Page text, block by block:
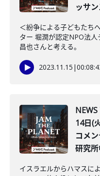
ッサ
＜紛争による子どもたち
ター 堀潤が認定NPO法
昌也さんと考える。
2023.11.15 |
14日(
コメ
研究
イスラエルからハマスに